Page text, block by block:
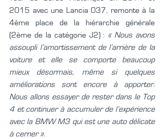
2015 avec une Lancia 037, remonte à la
4ème place de la hiérarchie générale
(2ème de la catégorie J2) : « Nous avons
assoupli l’amortissement de l’arrière de la
voiture et elle se comporte beaucoup
mieux désormais, même si quelques
améliorations sont encore à apporter.
Nous allons essayer de rester dans le Top
4 et continuer à accumuler de l’expérience
avec la BMW M3 qui est une auto délicate
à cerner ».